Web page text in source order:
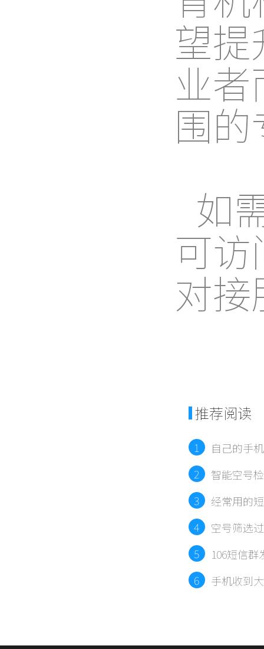
望
业
围
如
可
对
推荐阅读
1
自己的手
2
智能空号
3
经常用的
4
空号筛选
5
106短信
6
手机收到